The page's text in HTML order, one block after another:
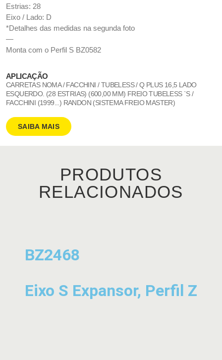
Estrias: 28
Eixo / Lado: D
*Detalhes das medidas na segunda foto
—
Monta com o Perfil S BZ0582
APLICAÇÃO
CARRETAS NOMA / FACCHINI / TUBELESS / Q PLUS 16,5 LADO
ESQUERDO. (28 ESTRIAS) (600,00 MM) FREIO TUBELESS `S /
FACCHINI (1999...) RANDON (SISTEMA FREIO MASTER)
SAIBA MAIS
PRODUTOS
RELACIONADOS
BZ2468
Eixo S Expansor, Perfil Z